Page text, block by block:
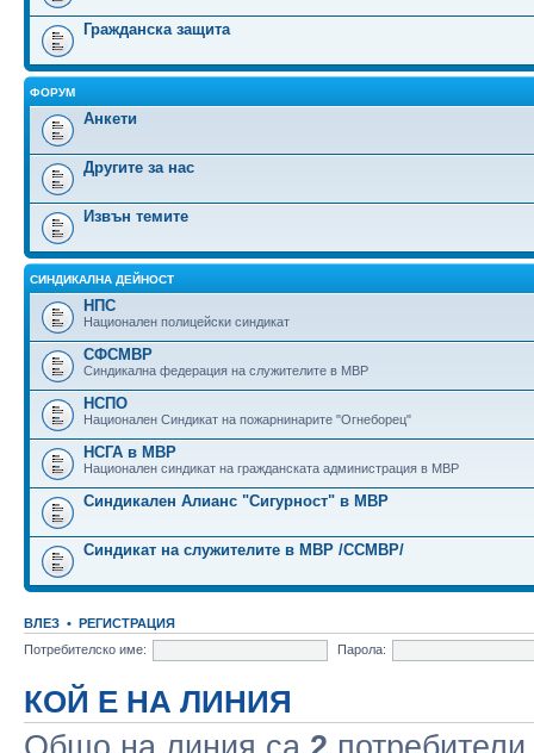
Гражданска защита
ФОРУМ
Анкети
Другите за нас
Извън темите
СИНДИКАЛНА ДЕЙНОСТ
НПС
Национален полицейски синдикат
СФСМВР
Синдикална федерация на служителите в МВР
НСПО
Национален Синдикат на пожарнинарите "Огнеборец"
НСГА в МВР
Национален синдикат на гражданската администрация в МВР
Синдикален Алианс "Сигурност" в МВР
Синдикат на служителите в МВР /ССМВР/
ВЛЕЗ • РЕГИСТРАЦИЯ
Потребителско име:
Парола:
КОЙ Е НА ЛИНИЯ